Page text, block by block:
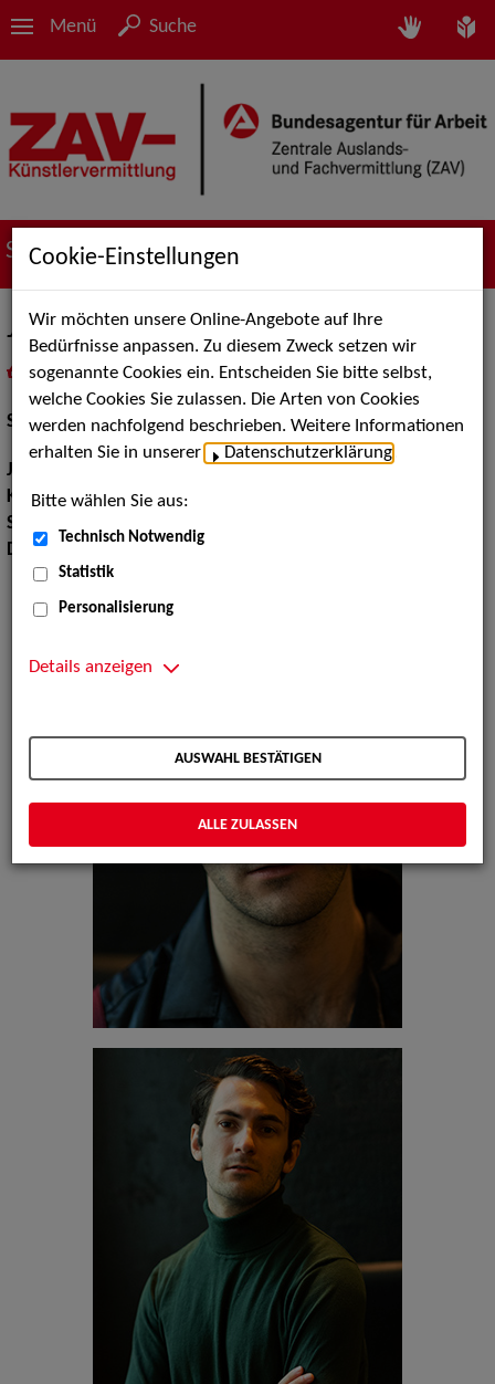
Menü Suche
Suche nach Künstler*innen
Jacob Hetzner
als PDF speichern
inMeine Merklistelegen
Schauspiel:Bühne
Jahrgang:
Körpergröße:185 cm
Sprachen:
Dialekte:
Bayerisch, Schwäbisch
Cookie-Einstellungen
Wir möchten unsere Online-Angebote auf Ihre
Bedürfnisse anpassen. Zu diesem Zweck setzen wir
sogenannte Cookies ein. Entscheiden Sie bitte selbst,
welche Cookies Sie zulassen. Die Arten von Cookies
werden nachfolgend beschrieben. Weitere Informationen
erhalten Sie in unserer
Datenschutzerklärung
Bitte wählen Sie aus:
Technisch Notwendig
Statistik
Personalisierung
Details anzeigen
AUSWAHL BESTÄTIGEN
ALLE ZULASSEN